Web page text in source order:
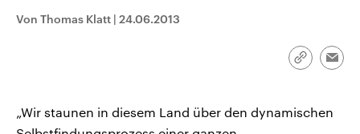
Bundesland von einer Koalition aus
Audio-Archiv
Von Thomas Klatt | 24.06.2013
Link
„Wir staunen in diesem Land über den dynamischen